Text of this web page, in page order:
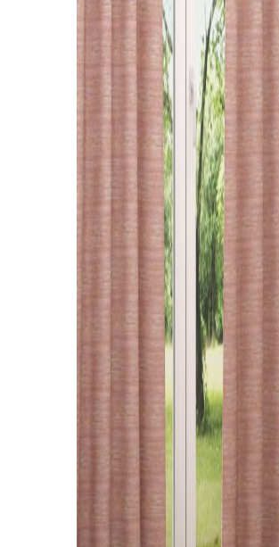
Tischdecke
Fensterbilder
Gardinenstange
Panneaux